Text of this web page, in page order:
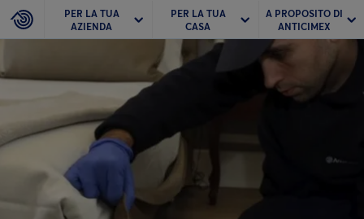
PER LA TUA
AZIENDA
PER LA TUA
CASA
A PROPOSITO DI
ANTICIMEX